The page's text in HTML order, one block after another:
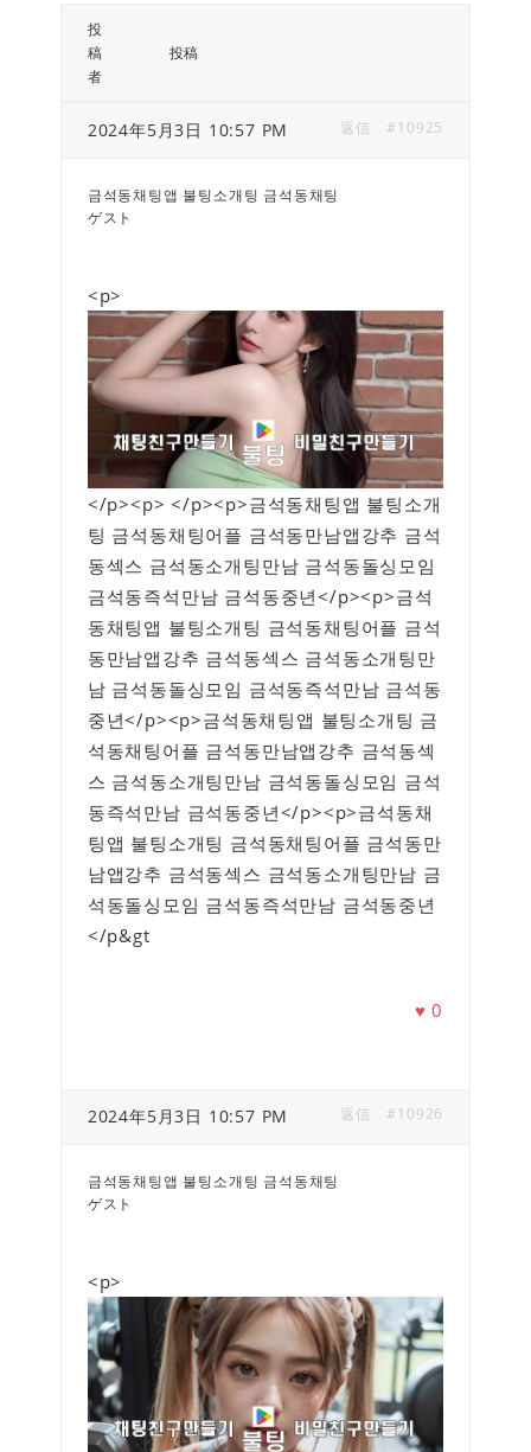
投
稿
者
投稿
2024年5月3日 10:57 PM #10925
返信
금석동채팅앱 불팅소개팅 금석동채팅
ゲスト
<p>
</p><p> </p><p>금석동채팅앱 불팅소개
팅 금석동채팅어플 금석동만남앱강추 금석
동섹스 금석동소개팅만남 금석동돌싱모임
금석동즉석만남 금석동중년</p><p>금석
동채팅앱 불팅소개팅 금석동채팅어플 금석
동만남앱강추 금석동섹스 금석동소개팅만
남 금석동돌싱모임 금석동즉석만남 금석동
중년</p><p>금석동채팅앱 불팅소개팅 금
석동채팅어플 금석동만남앱강추 금석동섹
스 금석동소개팅만남 금석동돌싱모임 금석
동즉석만남 금석동중년</p><p>금석동채
팅앱 불팅소개팅 금석동채팅어플 금석동만
남앱강추 금석동섹스 금석동소개팅만남 금
석동돌싱모임 금석동즉석만남 금석동중년
</p&gt
♥0
2024年5月3日 10:57 PM #10926
返信
금석동채팅앱 불팅소개팅 금석동채팅
ゲスト
<p>